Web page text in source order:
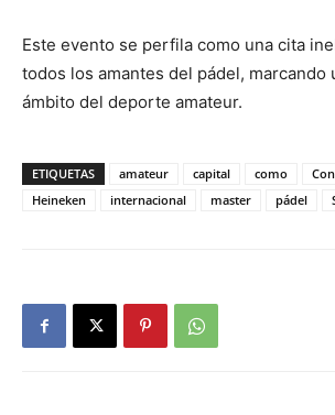
Este evento se perfila como una cita
todos los amantes del pádel, marcando
ámbito del deporte amateur.
ETIQUETAS amateur capital como
Heineken
internacional master pádel